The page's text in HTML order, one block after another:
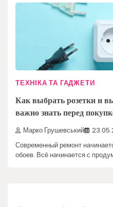
ТЕХНІКА ТА ГАДЖЕТИ
Как выбрать розетки и
важно знать перед
Марко Грушевський
Современный ремонт
обоев. Всё начинается с